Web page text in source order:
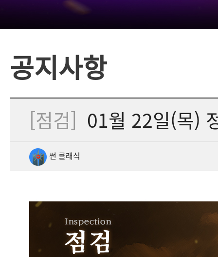
공지사항
[점검] 01월 22일(목)
썬 클래식